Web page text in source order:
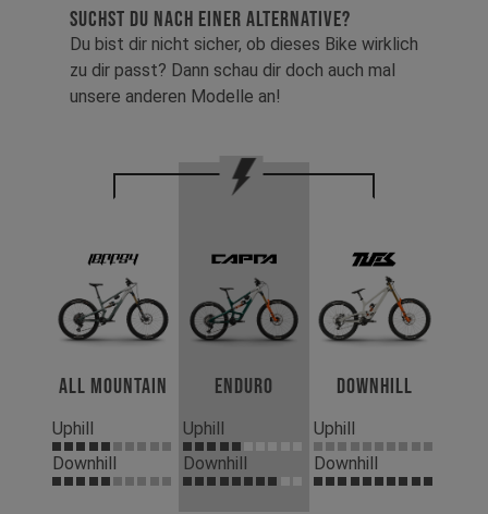
SUCHST DU NACH EINER ALTERNATIVE?
Du bist dir nicht sicher, ob dieses Bike wirklich
zu dir passt? Dann schau dir doch auch mal
unsere anderen Modelle an!
All Mountain
Uphill
Downhill
Enduro
Uphill
Downhill
Downhill
Uphill
Downhill